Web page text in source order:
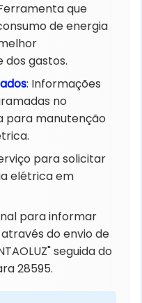
que
de energia
gastos.
: Informações
no
para manutenção
para solicitar
elétrica em
para informar
do envio de
seguida do
28595.